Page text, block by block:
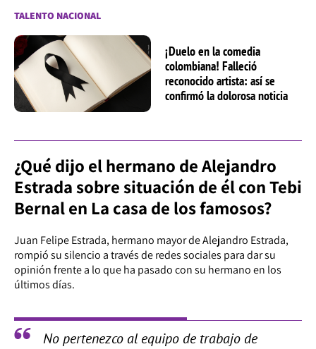
TALENTO NACIONAL
¡Duelo en la comedia
colombiana! Falleció
reconocido artista: así se
confirmó la dolorosa noticia
¿Qué dijo el hermano de Alejandro
Estrada sobre situación de él con Tebi
Bernal en La casa de los famosos?
Juan Felipe Estrada, hermano mayor de Alejandro Estrada,
rompió su silencio a través de redes sociales para dar su
opinión frente a lo que ha pasado con su hermano en los
últimos días.
No pertenezco al equipo de trabajo de